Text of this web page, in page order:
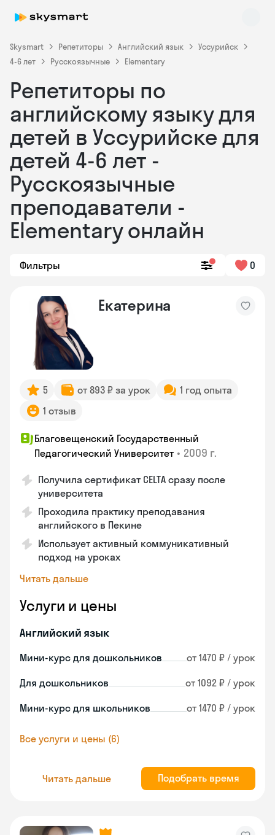
Skysmart Репетиторы Английский язык
Уссурийск
4-6 лет
Русскоязычные Elementary
Репетиторы по
английскому языку для
детей в Уссурийске для
детей 4-6 лет -
Русскоязычные
преподаватели -
Elementary онлайн
Фильтры 0
Екатерина
5 от 893 ₽ за урок
1 год опыта
1 отзыв
Благовещенский Государственный
Педагогический Университет • 2009 г.
Получила сертификат CELTA сразу после
университета
Проходила практику преподавания
английского в Пекине
Использует активный коммуникативный
подход на уроках
Читать дальше
Услуги и цены
Английский язык
Мини-курс для дошкольников от 1470 ₽ / урок
Для дошкольников от 1092 ₽ / урок
Мини-курс для школьников от 1470 ₽ / урок
Все услуги и цены (6)
Читать дальше Подобрать время
Skysmart Chat